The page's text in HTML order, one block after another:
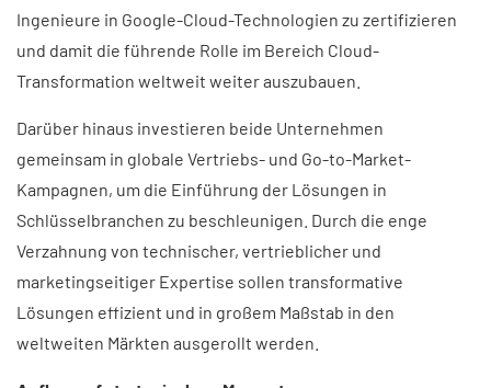
Ingenieure in Google-Cloud-Technologien zu zertifizieren
und damit die führende Rolle im Bereich Cloud-
Transformation weltweit weiter auszubauen.
Darüber hinaus investieren beide Unternehmen
gemeinsam in globale Vertriebs- und Go-to-Market-
Kampagnen, um die Einführung der Lösungen in
Schlüsselbranchen zu beschleunigen. Durch die enge
Verzahnung von technischer, vertrieblicher und
marketingseitiger Expertise sollen transformative
Lösungen effizient und in großem Maßstab in den
weltweiten Märkten ausgerollt werden.